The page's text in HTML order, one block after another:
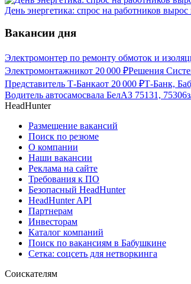
День энергетика: спрос на работников
Вакансии дня
Электромонтер по ремонту обмоток и
Электромонтажникот 20 000 ₽Решения
Представитель Т-Банкаот 20 000 ₽Т-Банк,
Водитель автосамосвала БелАЗ 75131, 75306
HeadHunter
Размещение вакансий
Поиск по резюме
О компании
Наши вакансии
Реклама на сайте
Требования к ПО
Безопасный HeadHunter
HeadHunter API
Партнерам
Инвесторам
Каталог компаний
Поиск по вакансиям в Бабушкине
Сетка: соцсеть для нетворкинга
Соискателям